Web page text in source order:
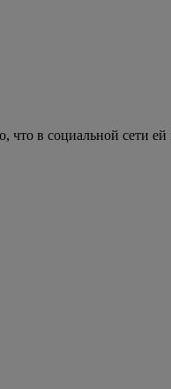
что в социальной сети